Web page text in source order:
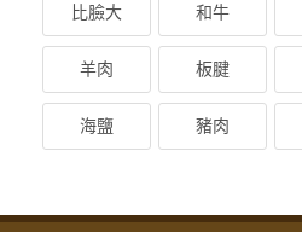
比臉大 和牛
羊肉 板腱
海鹽 豬肉